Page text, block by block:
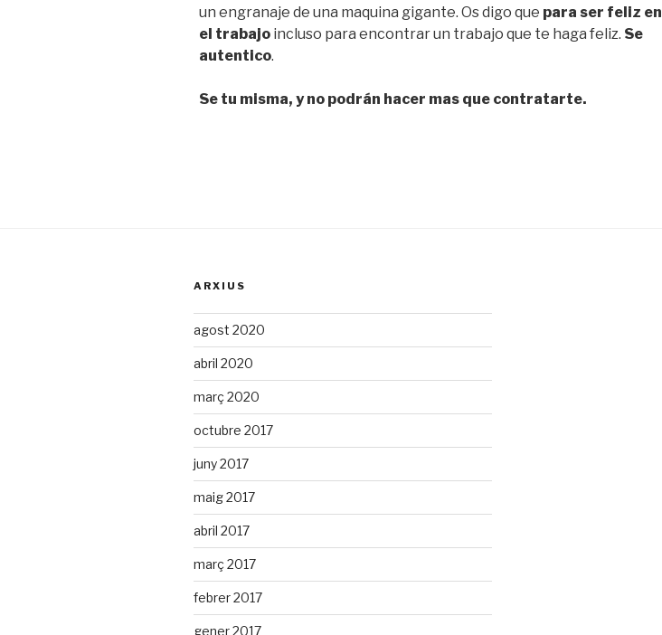
un engranaje de una maquina gigante. Os digo que para ser feliz en
el trabajo incluso para encontrar un trabajo que te haga feliz. Se
autentico.
Se tu misma, y no podrán hacer mas que contratarte.
ARXIUS
agost 2020
abril 2020
març 2020
octubre 2017
juny 2017
maig 2017
abril 2017
març 2017
febrer 2017
gener 2017